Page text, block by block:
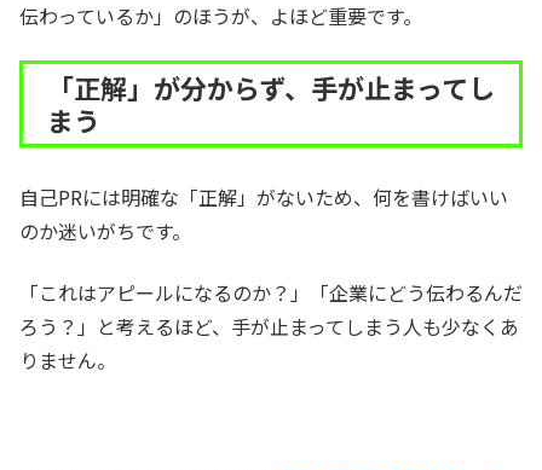
伝わっているか」のほうが、よほど重要です。
「正解」が分からず、手が止まってし
まう
自己PRには明確な「正解」がないため、何を書けばいい
のか迷いがちです。
「これはアピールになるのか？」「企業にどう伝わるんだ
ろう？」と考えるほど、手が止まってしまう人も少なくあ
りません。